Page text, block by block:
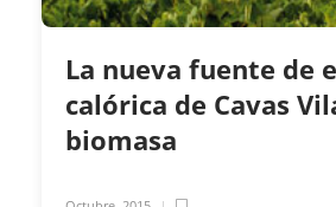
La nueva fuente de
calórica de Cavas
biomasa